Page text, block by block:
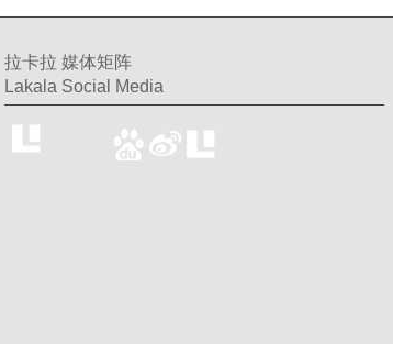
拉卡拉 媒体矩阵
Lakala Social Media